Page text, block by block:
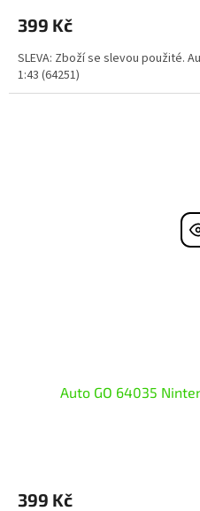
399 Kč
SLEVA: Zboží se slevou použité.
1:43 (64251)
Auto GO 64035
399 Kč